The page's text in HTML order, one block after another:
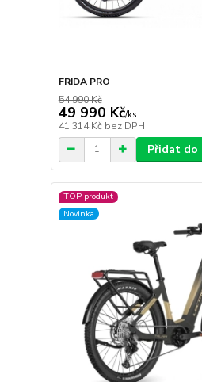
FRIDA PRO
54 990 Kč
49 990 Kč/ks
41 314 Kč bez DPH
Přidat do
TOP produkt
Novinka